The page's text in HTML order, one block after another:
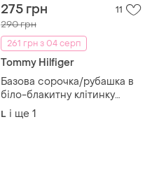
275 грн 11
290 грн
261 грн з 04 серп
Tommy Hilfiger
Базова сорочка/рубашка в
біло-блакитну клітинку
бренду tommy hilfiger
L і ще 1